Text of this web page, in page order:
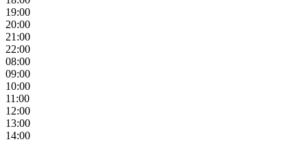
19:00
20:00
21:00
22:00
08:00
09:00
10:00
11:00
12:00
13:00
14:00